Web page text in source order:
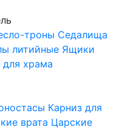
троны Седалища
литийные Ящики
храма
Карниз для
врата Царские